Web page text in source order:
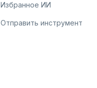
Избранное ИИ
Отправить инструмент